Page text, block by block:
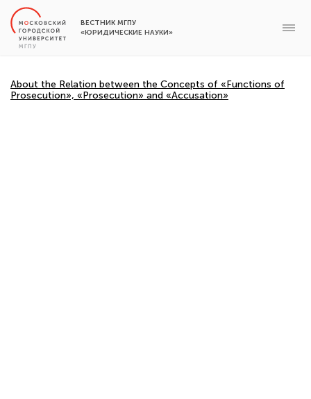
ВЕСТНИК МГПУ
«ЮРИДИЧЕСКИЕ НАУКИ»
About the Relation between the Concepts of «Functions of
Prosecution», «Prosecution» and «Accusation»